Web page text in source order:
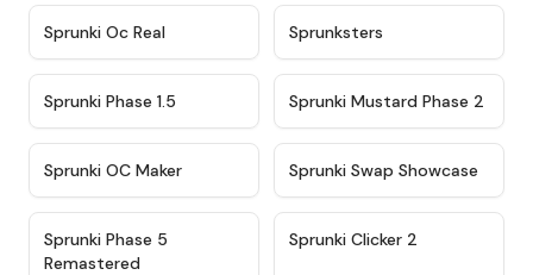
Sprunki Oc Real Sprunksters
Sprunki Phase 1.5 ★ 4.4
Sprunki Mustard Phase 2
Sprunki OC Maker ★ 4.6
Sprunki Swap Showcase
Sprunki Phase 5
Remastered
Sprunki Clicker 2